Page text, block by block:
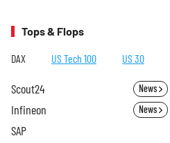
Tops & Flops
DAX US Tech 100 US 30
Scout24 News
Infineon News
SAP